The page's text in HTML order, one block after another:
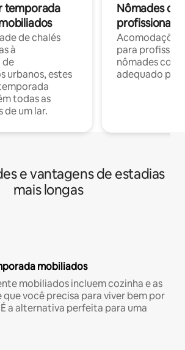
temporada
de chalés
à
de
urbanos, estes
todas as
um lar.
Nômades
profissionais
para
nômades com
adequado
e vantagens de estadias
mais longas
mobiliados
mobiliados incluem cozinha e as
você precisa para viver bem por
É a alternativa perfeita para uma